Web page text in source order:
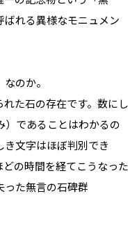
れる異様なモニュメン
のか。
た石の存在です。数にし
）であることはわかるの
文字はほぼ判別でき
の時間を経てこうなった
った無言の石碑群